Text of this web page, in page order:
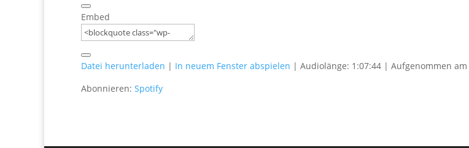
Embed
Datei herunterladen | In neuem Fenster abspielen | Audiolänge: 1:07:44 | Aufgenommen
Abonnieren: Spotify